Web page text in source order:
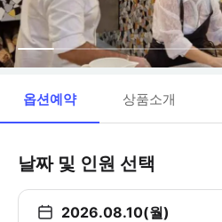
옵션예약 상품소개
날짜 및 인원 선택
2026.08.10(월)